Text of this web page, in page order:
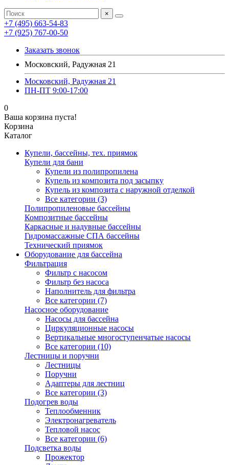
×
+7 (495) 663-54-83
+7 (925) 767-00-50
Заказать звонок
Московский, Радужная 21
Московский, Радужная 21
ПН-ПТ 9:00-17:00
0
Ваша корзина пуста!
Корзина
Каталог
Купели, бассейны, тех. приямок
Купели для бани
Купели из полипропилена
Купель из композита под засыпку
Купель из композита с наружной отделкой
Все категории (3)
Полипропиленовые бассейны
Композитные бассейны
Каркасные и надувные бассейны
Гидромассажные СПА бассейны
Технический приямок
Оборудование для бассейна
Фильтрация
Фильтр с насосом
Фильтр без насоса
Наполнитель для фильтра
Все категории (7)
Насосное оборудование
Насосы для бассейна
Циркуляционные насосы
Вертикальные многоступенчатые насосы
Все категории (10)
Лестницы и поручни
Лестницы
Поручни
Адаптеры для лестниц
Все категории (3)
Подогрев воды
Теплообменник
Электронагреватель
Тепловой насос
Все категории (6)
Подсветка воды
Прожектор